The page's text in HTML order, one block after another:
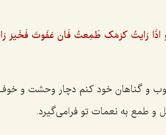
وَ اذَا رَایتُ کرَمَک طَمِعتُ فَان عَفَوتَ فَخَیرَ
و گناهان خود کنم دچار وحشت و
و طمع به نعمات تو فرامی‌گیرد.